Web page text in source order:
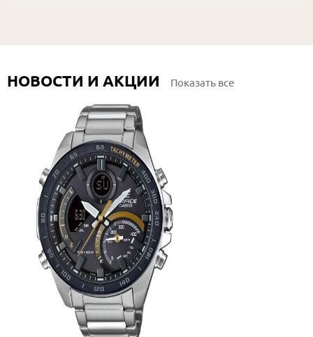
НОВОСТИ И АКЦИИ Показать все